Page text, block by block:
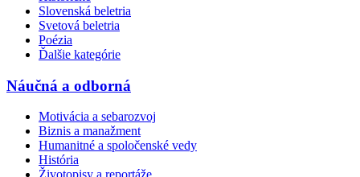
Slovenská beletria
Svetová beletria
Poézia
Ďalšie kategórie
Náučná a odborná
Motivácia a sebarozvoj
Biznis a manažment
Humanitné a spoločenské vedy
História